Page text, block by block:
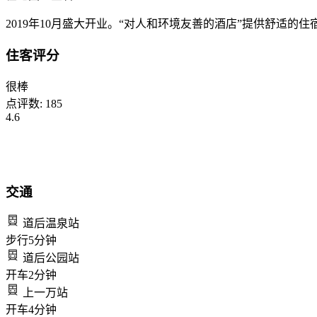
2019年10月盛大开业。“对人和环境友善的酒店”提供舒适的住
住客评分
很棒
点评数: 185
4.6
交通
道后温泉站
步行5分钟
道后公园站
开车2分钟
上一万站
开车4分钟